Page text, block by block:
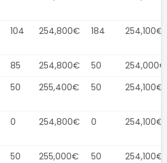
104 254,800€ 184 254,100€
85 254,800€ 50
254,000€
50 255,400€ 50 254,100€
0 254,800€ 0 254,100€
50 255,000€ 50
254,100€